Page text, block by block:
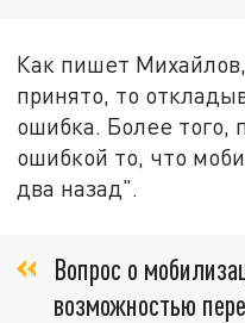
Как пишет
принято, то
ошибка. Более того,
ошибкой то, что
два назад".
Вопрос о
возможностью